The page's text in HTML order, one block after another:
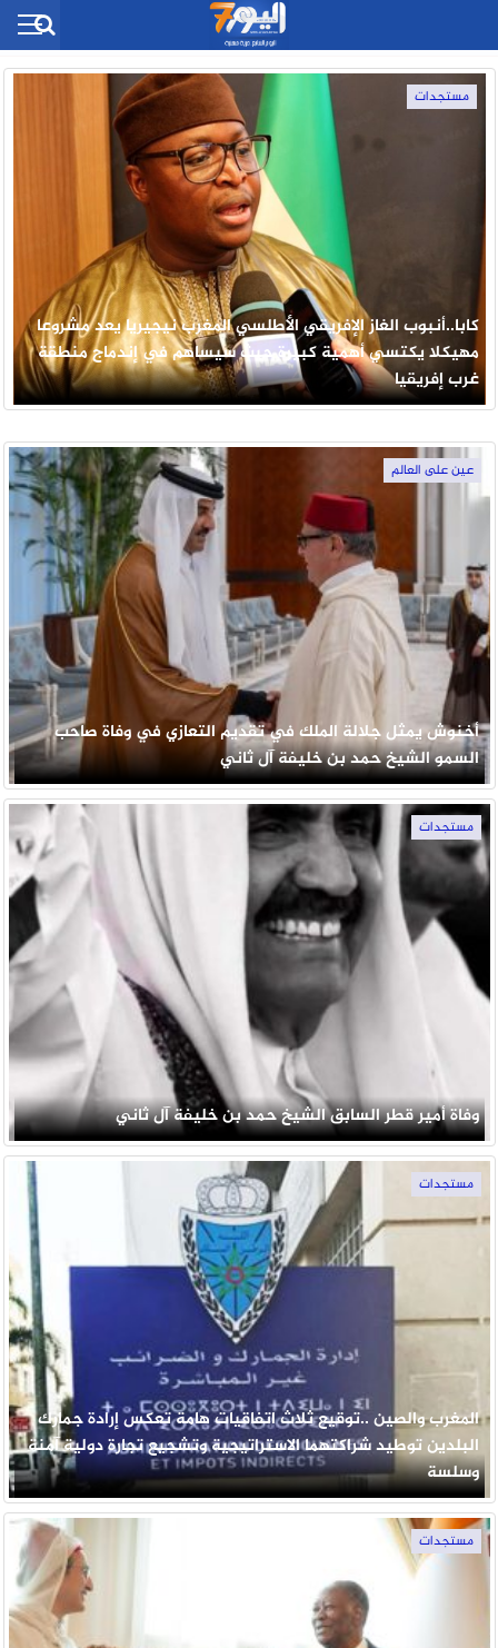
مستجدات
كابا..أنبوب الغاز الإفريقي الأطلسي المغرب نيجيريا يعد مشروعا
مهيكلا يكتسي أهمية كبيرة حيث سيساهم في إندماج منطقة
غرب إفريقيا
عين على العالم
أخنوش يمثل جلالة الملك في تقديم التعازي في وفاة صاحب
السمو الشيخ حمد بن خليفة آل ثاني
مستجدات
وفاة أمير قطر السابق الشيخ حمد بن خليفة آل ثاني
مستجدات
المغرب والصين ..توقيع ثلاث اتفاقيات هامة تعكس إرادة جمارك
البلدين توطيد شراكتهما الاستراتيجية وتشجيع تجارة دولية آمنة
وسلسة
مستجدات